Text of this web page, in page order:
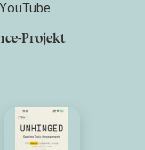
YouTube
Projekt